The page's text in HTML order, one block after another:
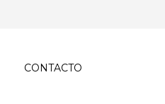
CONTACTO